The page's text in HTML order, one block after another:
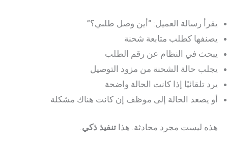
يقرأ رسالة العميل: “أين وصل طلبي؟”
يصنفها كطلب متابعة شحنة
يبحث في النظام عن رقم الطلب
يجلب حالة الشحنة من مزود التوصيل
يرد تلقائيًا إذا كانت الحالة واضحة
أو يصعد الحالة إلى موظف إن كانت هناك مشكلة
هذه ليست مجرد محادثة. هذا تنفيذ ذكي.